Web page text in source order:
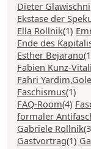
Dieter
Ekstase der
Ella Rollnik(1)
Ende des
Esther Bejarano
Fabien Kunz-Vitali
Fahri
Faschismus(1)
FAQ-Room(4)
formaler
Gabriele Rollnik
Gastvortrag(1)